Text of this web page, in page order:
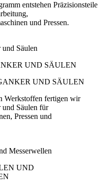
entstehen Präzisionsteile
und Pressen.
Säulen
UND SÄULEN
Werkstoffen fertigen wir
Säulen für
Pressen und
Messerwellen
UND